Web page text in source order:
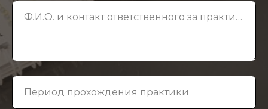
Ф.И.О. и контакт ответственного за практику
Период прохождения практики